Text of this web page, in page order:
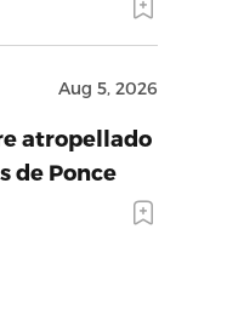
Aug 5, 2026
atropellado
de Ponce